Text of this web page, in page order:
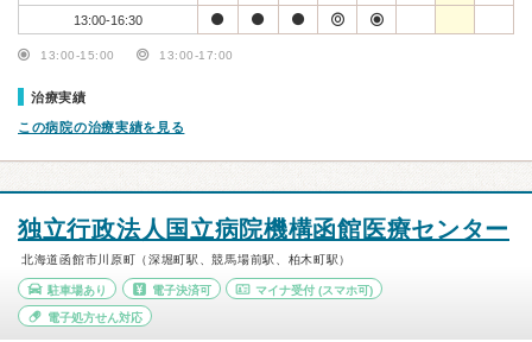
13:00-16:30
13:00-15:00 13:00-17:00
治療実績
この病院の治療実績を見る
独立行政法人国立病院機構函館医療センター
北海道函館市川原町（深堀町駅、競馬場前駅、柏木町駅）
駐車場あり 電子決済可 マイナ受付 (スマホ可)
電子処方せん対応